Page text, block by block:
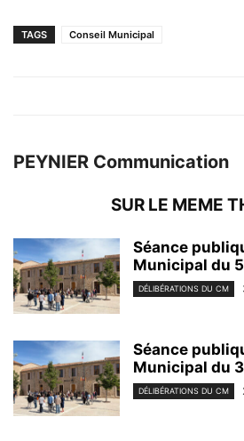
TAGS Conseil Municipal
PEYNIER Communication
SUR LE MEME
Séance
Municipal du
DÉLIBÉRATIONS DU CM
Séance
Municipal du
DÉLIBÉRATIONS DU CM